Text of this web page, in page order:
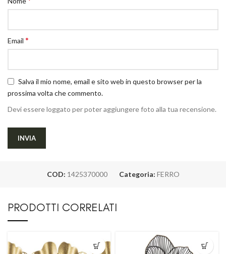
Email *
Salva il mio nome, email e sito web in questo browser per la
prossima volta che commento.
Devi essere loggato per poter aggiungere foto alla tua recensione.
COD: 1425370000 Categoria: FERRO
PRODOTTI CORRELATI